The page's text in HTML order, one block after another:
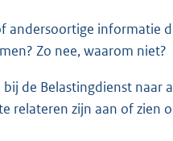
andersoortige informatie
Zo nee, waarom niet?
de Belastingdienst naar
zijn aan of zien